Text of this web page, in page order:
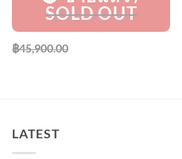
฿45,900.00
LATEST